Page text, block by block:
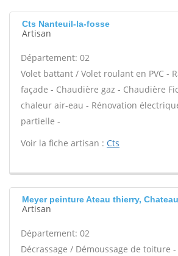
Cts Nanteuil-la-fosse
Artisan
Département: 02
Volet battant / Volet roulant en PVC -
façade - Chaudière gaz - Chaudière
chaleur air-eau - Rénovation
partielle -
Voir la fiche artisan : Cts
Meyer peinture Ateau thierry,
Artisan
Département: 02
Décrassage / Démoussage de toiture -